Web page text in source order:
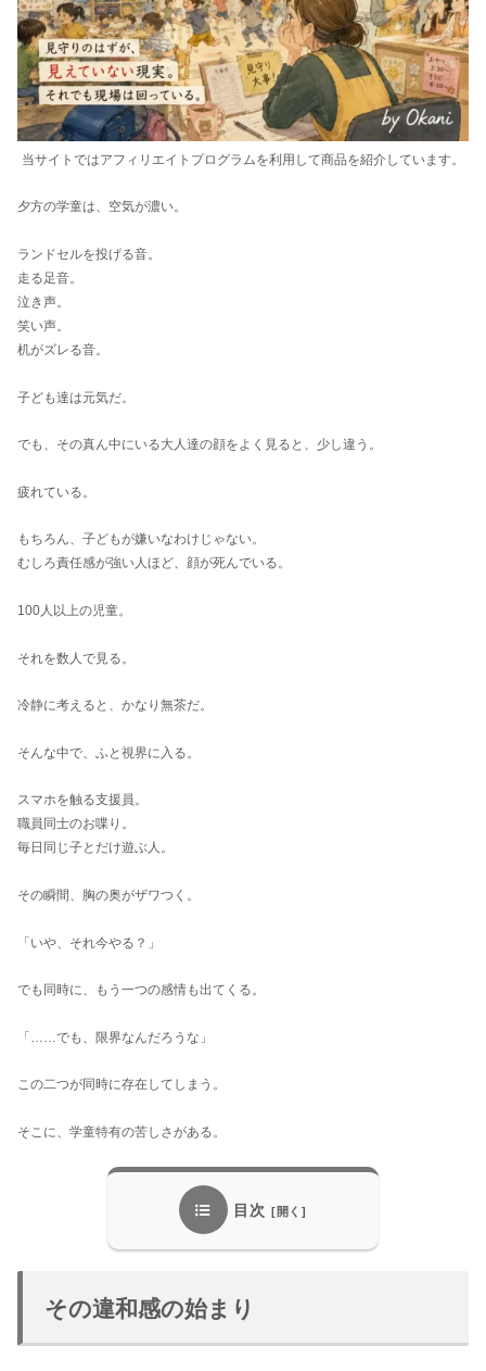
当サイトではアフィリエイトプログラムを利用して商品を紹介しています。
夕方の学童は、空気が濃い。
ランドセルを投げる音。
走る足音。
泣き声。
笑い声。
机がズレる音。
子ども達は元気だ。
でも、その真ん中にいる大人達の顔をよく見ると、少し違う。
疲れている。
もちろん、子どもが嫌いなわけじゃない。
むしろ責任感が強い人ほど、顔が死んでいる。
100人以上の児童。
それを数人で見る。
冷静に考えると、かなり無茶だ。
そんな中で、ふと視界に入る。
スマホを触る支援員。
職員同士のお喋り。
毎日同じ子とだけ遊ぶ人。
その瞬間、胸の奥がザワつく。
「いや、それ今やる？」
でも同時に、もう一つの感情も出てくる。
「……でも、限界なんだろうな」
この二つが同時に存在してしまう。
そこに、学童特有の苦しさがある。
目次
その違和感の始まり